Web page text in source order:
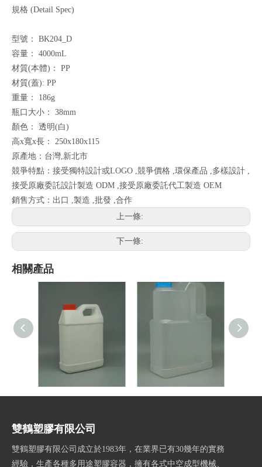
規格 (Detail Spec)
型號： BK204_D
容量： 4000mL
材質(本體)： PP
材質(蓋): PP
重量： 186g
瓶口大小： 38mm
顏色： 透明(白)
高x寬x長： 250x180x115
原產地：台灣,新北市
競爭特點：接受獨特設計或LOGO ,競爭價格 ,環保產品 ,多樣設計 ,
接受原廠委託設計製造 ODM ,接受原廠委託代工製造 OEM
銷售方式：出口 ,製造 ,批發 ,合作
上一條:
下一條:
相關產品
大桶(2公升)
雙鶴塑膠有限公司
雙鶴塑膠有限公司成立於1983年，在業界已有30幾年的實務
經驗，生產各種多用途塑膠容器，擁有各式中空成型機械、